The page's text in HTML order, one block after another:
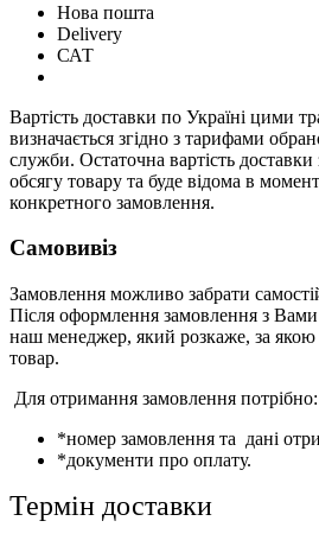
Нова пошта
Delivery
САТ
Вартість доставки по Україні цими
визначається згідно з тарифами
служби. Остаточна вартість доставки
обсягу товару та буде відома в
конкретного замовлення.
Самовивіз
Замовлення можливо забрати
Після оформлення замовлення з Вами
наш менеджер, який розкаже, за
товар.
Для отримання замовлення потрібно:
*номер замовлення та дані
*документи про оплату.
Термін доставки